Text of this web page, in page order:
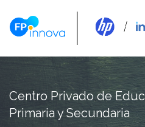
Centro Privado de
Primaria y Secundaria